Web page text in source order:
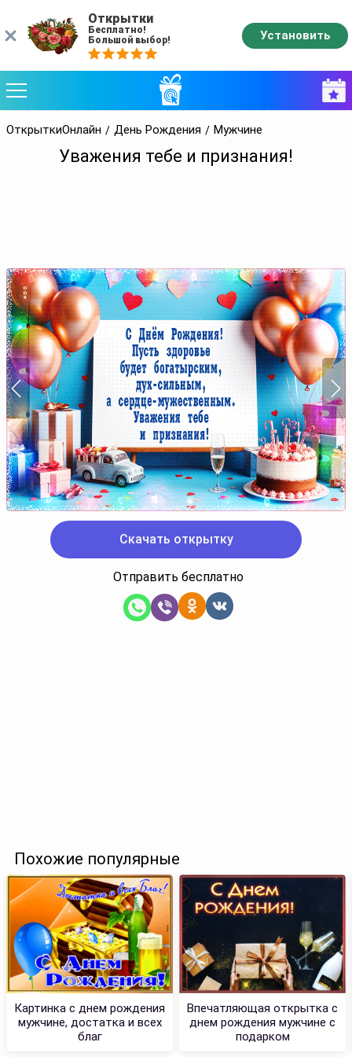
ОткрыткиОнлайн День Рождения Мужчине
Уважения тебе и признания!
Скачать открытку
Отправить бесплатно
Похожие популярные
Картинка с днем рождения
мужчине, достатка и всех
благ
Впечатляющая открытка с
днем рождения мужчине с
подарком
Открытки
Бесплатно!
Большой выбор!
Установить